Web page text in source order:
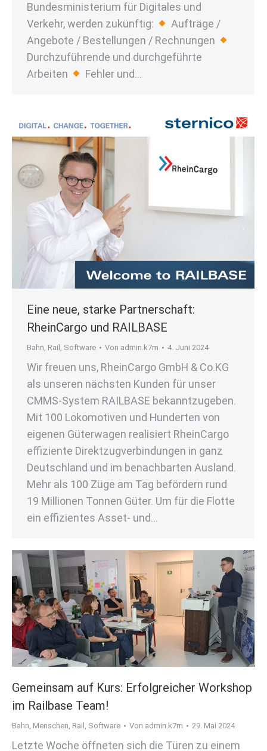
Bundesministerium für Digitales und
Verkehr, werden zukünftig:
Aufträge /
Angebote / Bestellungen / Rechnungen
Durchzuführende und durchgeführte
Arbeiten
Fehler und…
Eine neue, starke Partnerschaft:
RheinCargo und RAILBASE
Bahn, Rail , Software Von admin.k7m 4. Juni 2024
Wir freuen uns, RheinCargo GmbH & Co.KG
als unseren nächsten Kunden für unser
CMMS-System RAILBASE bekanntzugeben.
Mit 100 Lokomotiven und Hunderten von
eigenen Güterwagen realisiert RheinCargo
effiziente Direktzugverbindungen in ganz
Deutschland und im benachbarten Ausland.
Mehr als 100 Züge am Tag befördern rund
19 Millionen Tonnen Güter. Um für die Flotte
ein effizientes Asset- und…
Gemeinsam auf Kurs: Erfolgreicher Workshop
im Railbase Team!
Bahn, Menschen, Rail , Software Von admin.k7m 29. Mai 2024
Letzte Woche öffneten sich die Türen zu einem